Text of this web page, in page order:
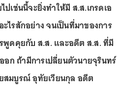
เช่นนี้จะยิ่งทำให้มี ส.ส.เกรดเอ
ไรสักอย่าง จนเป็นที่มาของการ
พูดคุยกับ ส.ส. และอดีต ส.ส. ที่มี
ก ถ้ามีการเปลี่ยนตัวนายจุรินทร์
สมบูรณ์ อุทัยเวียนกุล อดีต